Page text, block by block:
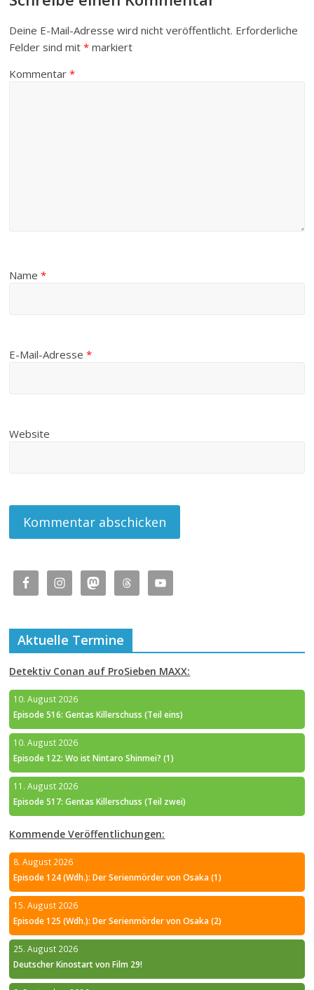
Deine E-Mail-Adresse wird nicht veröffentlicht. Erforderliche
Felder sind mit* markiert
Kommentar*
Name*
E-Mail-Adresse*
Website
Aktuelle Termine
Detektiv Conan auf ProSieben MAXX:
10. August 2026
Episode 516: Gentas Killerschuss (Teil eins)
10. August 2026
Episode 122: Wo ist Nintaro Shinmei? (1)
11. August 2026
Episode 517: Gentas Killerschuss (Teil zwei)
Kommende Veröffentlichungen:
8. August 2026
Episode 124 (Wdh.): Der Serienmörder von Osaka (1)
15. August 2026
Episode 125 (Wdh.): Der Serienmörder von Osaka (2)
25. August 2026
Deutscher Kinostart von Film 29!